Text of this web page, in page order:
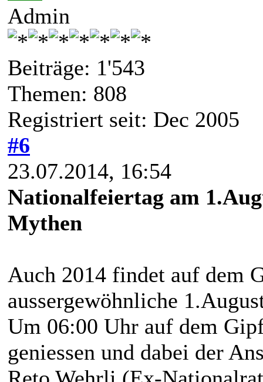
Admin
Beiträge: 1'543
Themen: 808
Registriert seit: Dec 2005
#6
23.07.2014, 16:54
Nationalfeiertag am
Mythen
Auch 2014 findet auf dem
aussergewöhnliche
Um 06:00 Uhr auf dem
geniessen und dabei der